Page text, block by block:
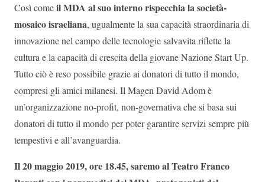
Così comeil MDA al suo interno rispecchia la società-
mosaico israeliana, ugualmente la sua capacità straordinaria di
innovazione nel campo delle tecnologie salvavita riflette la
cultura e la capacità di crescita della giovane Nazione Start Up.
Tutto ciò è reso possibile grazie ai donatori di tutto il mondo,
compresi gli amici milanesi. Il Magen David Adom è
un’organizzazione no-profit, non-governativa che si basa sui
donatori di tutto il mondo per poter garantire servizi sempre più
tempestivi e all’avanguardia.
Il 20 maggio 2019, ore 18.45, saremo al Teatro Franco